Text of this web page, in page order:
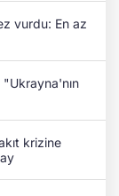
vurdu: En az
krizine